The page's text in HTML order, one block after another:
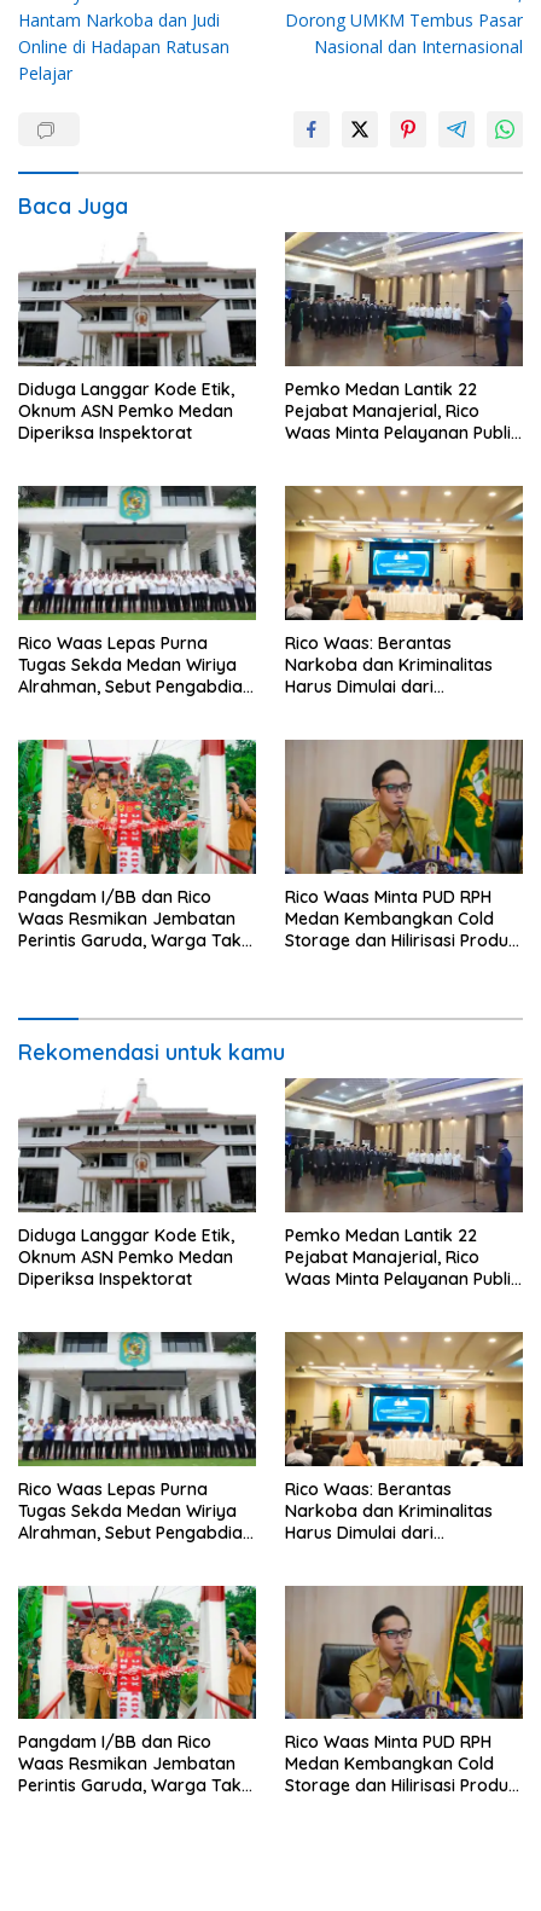
Hantam Narkoba dan Judi
Online di Hadapan Ratusan
Pelajar
Dorong UMKM Tembus Pasar
Nasional dan Internasional
Baca Juga
Diduga Langgar Kode Etik,
Oknum ASN Pemko Medan
Diperiksa Inspektorat
Pemko Medan Lantik 22
Pejabat Manajerial, Rico
Waas Minta Pelayanan Publik
Rico Waas Lepas Purna
Tugas Sekda Medan Wiriya
Alrahman, Sebut Pengabdian
Rico Waas: Berantas
Narkoba dan Kriminalitas
Harus Dimulai dari
Pangdam I/BB dan Rico
Waas Resmikan Jembatan
Perintis Garuda, Warga Tak
Rico Waas Minta PUD RPH
Medan Kembangkan Cold
Storage dan Hilirisasi Produk
Rekomendasi untuk kamu
Diduga Langgar Kode Etik,
Oknum ASN Pemko Medan
Diperiksa Inspektorat
Pemko Medan Lantik 22
Pejabat Manajerial, Rico
Waas Minta Pelayanan Publik
Rico Waas Lepas Purna
Tugas Sekda Medan Wiriya
Alrahman, Sebut Pengabdian
Rico Waas: Berantas
Narkoba dan Kriminalitas
Harus Dimulai dari
Pangdam I/BB dan Rico
Waas Resmikan Jembatan
Perintis Garuda, Warga Tak
Rico Waas Minta PUD RPH
Medan Kembangkan Cold
Storage dan Hilirisasi Produk